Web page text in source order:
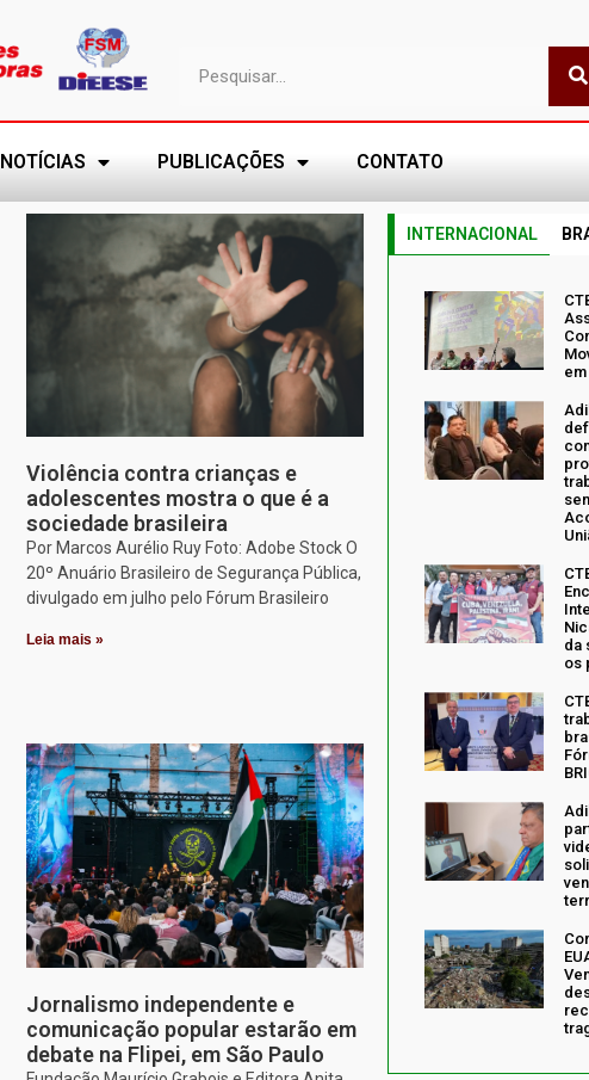
NOTÍCIAS PUBLICAÇÕES CONTATO
Violência contra crianças e
adolescentes mostra o que é a
sociedade brasileira
Por Marcos Aurélio Ruy Foto: Adobe Stock O
20º Anuário Brasileiro de Segurança Pública,
divulgado em julho pelo Fórum Brasileiro
Leia mais »
Jornalismo independente e
comunicação popular estarão em
debate na Flipei, em São Paulo
INTERNACIONAL
da
os